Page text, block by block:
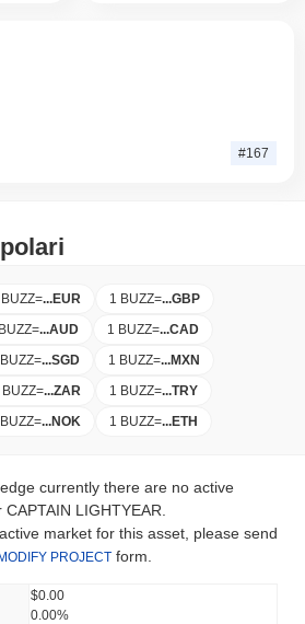
#167
=...EUR 1 BUZZ=...GBP
=...AUD 1 BUZZ=...CAD
=...SGD 1 BUZZ=...MXN
BUZZ=...ZAR 1 BUZZ=...TRY
=...NOK 1 BUZZ=...ETH
currently there are no active
LIGHTYEAR.
market for this asset, please send
PROJECT form.
$0.00
0.00%